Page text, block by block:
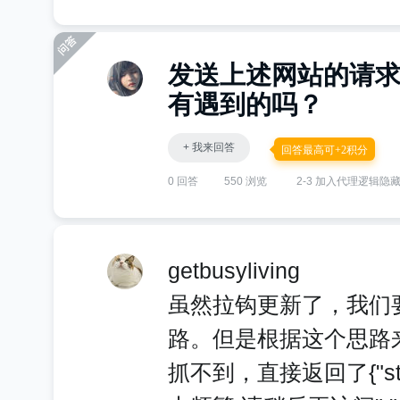
发送上述网站的请
有遇到的吗？
+ 我来回答 回答最高可+2积分
0 回答 550 浏览 2-3 加入代理逻辑隐
getbusyliving
虽然拉钩更新了，我
路。但是根据这个思
抓不到，直接返回了